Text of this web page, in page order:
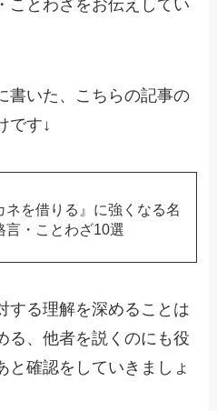
ことわざをお伝えしてい
書いた、こちらの記事の
です↓
ネを借りる』に強くなる名
言・ことわざ10選
する理解を深めることは
る、他者を説くのにも役
と確認をしていきましょ